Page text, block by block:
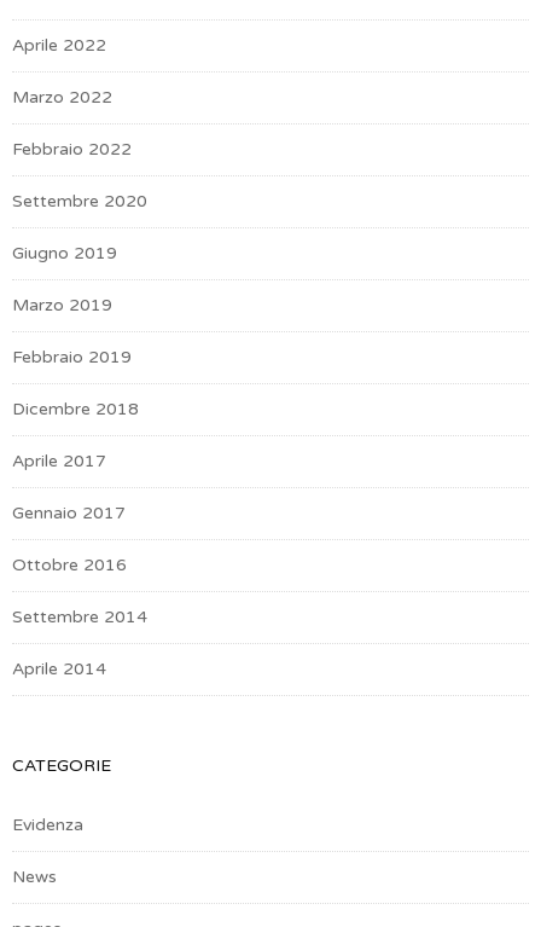
Aprile 2022
Marzo 2022
Febbraio 2022
Settembre 2020
Giugno 2019
Marzo 2019
Febbraio 2019
Dicembre 2018
Aprile 2017
Gennaio 2017
Ottobre 2016
Settembre 2014
Aprile 2014
CATEGORIE
Evidenza
News